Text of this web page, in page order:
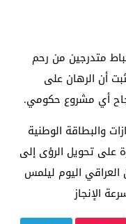
متدرجين من رحم
أن الرهان على
أي مشروع حكومي.
والبطاقة الوطنية
على تحويل الرؤى إلى
اليوم ليلمس
الإنجاز